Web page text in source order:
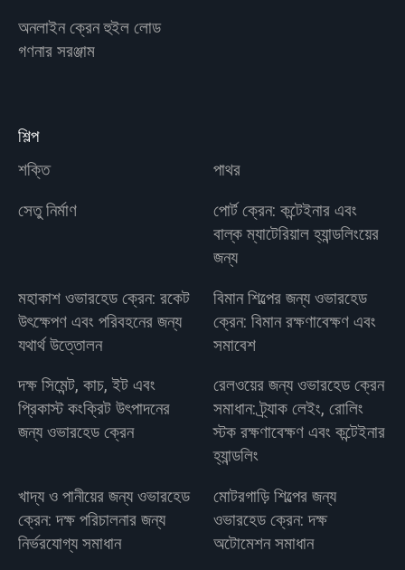
অনলাইন ক্রেন হুইল লোড
গণনার সরঞ্জাম
শিল্প
শক্তি
পাথর
সেতু নির্মাণ
পোর্ট ক্রেন: কন্টেইনার এবং
বাল্ক ম্যাটেরিয়াল হ্যান্ডলিংয়ের
জন্য
মহাকাশ ওভারহেড ক্রেন: রকেট
উৎক্ষেপণ এবং পরিবহনের জন্য
যথার্থ উত্তোলন
বিমান শিল্পের জন্য ওভারহেড
ক্রেন: বিমান রক্ষণাবেক্ষণ এবং
সমাবেশ
দক্ষ সিমেন্ট, কাচ, ইট এবং
প্রিকাস্ট কংক্রিট উৎপাদনের
জন্য ওভারহেড ক্রেন
রেলওয়ের জন্য ওভারহেড ক্রেন
সমাধান: ট্র্যাক লেইং, রোলিং
স্টক রক্ষণাবেক্ষণ এবং কন্টেইনার
হ্যান্ডলিং
খাদ্য ও পানীয়ের জন্য ওভারহেড
ক্রেন: দক্ষ পরিচালনার জন্য
নির্ভরযোগ্য সমাধান
মোটরগাড়ি শিল্পের জন্য
ওভারহেড ক্রেন: দক্ষ
অটোমেশন সমাধান